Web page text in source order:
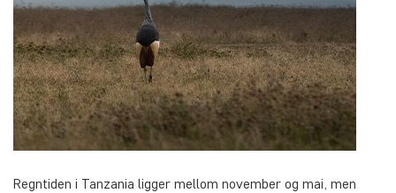
Regntiden i Tanzania ligger mellom november og mai, men